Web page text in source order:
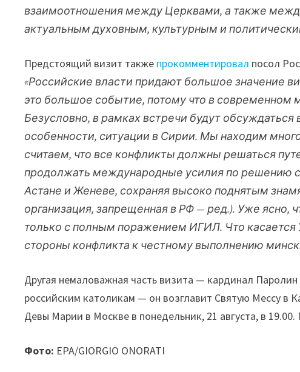
взаимоотношения между Церквами, а также
актуальным духовным, культурным и
Предстоящий визит также прокомментировал посол
«Российские власти придают большое значение
это большое событие, потому что в
Безусловно, в рамках встречи будут
особенности, ситуации в Сирии. Мы находим
считаем, что все конфликты должны решаться
продолжать международные усилия по решению
Астане и Женеве, сохраняя высоко поднятым
организация, запрещенная в РФ — ред.). Уже ясно,
только с полным поражением ИГИЛ. Что касается
стороны конфликта к честному выполнению
Другая немаловажная часть визита — кардинал
российским католикам — он возглавит Святую Мессу в
Девы Марии в Москве в понедельник, 21 августа, в
Фото: EPA/GIORGIO ONORATI